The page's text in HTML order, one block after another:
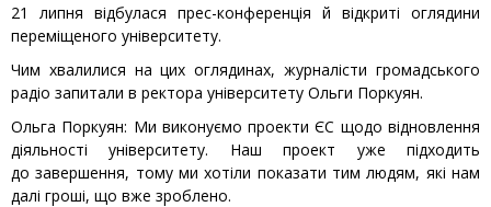
21 липня відбулася прес-конференція й відкриті оглядини
переміщеного університету.
Чим хвалилися на цих оглядинах, журналісти громадського
радіо запитали в ректора університету Ольги Поркуян.
Ольга Поркуян: Ми виконуємо проекти ЄС щодо відновлення
діяльності університету. Наш проект уже підходить
до завершення, тому ми хотіли показати тим людям, які нам
далі гроші, що вже зроблено.